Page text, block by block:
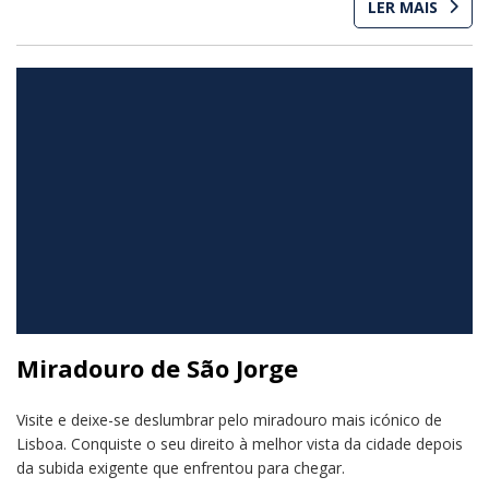
LER MAIS
Miradouro de São Jorge
Visite e deixe-se deslumbrar pelo miradouro mais icónico de
Lisboa. Conquiste o seu direito à melhor vista da cidade depois
da subida exigente que enfrentou para chegar.